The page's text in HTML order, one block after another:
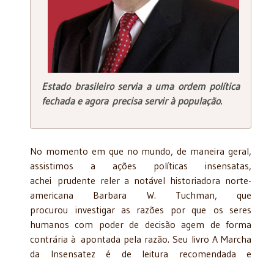
Estado brasileiro servia a uma ordem política
fechada e agora precisa servir à população.
No momento em que no mundo, de maneira geral,
assistimos a ações políticas insensatas,
achei prudente reler a notável historiadora norte-
americana Barbara W. Tuchman, que
procurou investigar as razões por que os seres
humanos com poder de decisão agem de forma
contrária à apontada pela razão. Seu livro A Marcha
da Insensatez é de leitura recomendada e